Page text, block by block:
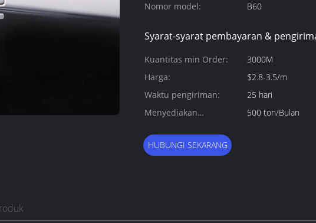
Nomor model:
B60
Syarat-syarat pembayaran &
Kuantitas min Order:
3000M
Harga:
$2.8-3.5/m
Waktu pengiriman:
25 hari
Menyediakan
500 ton/Bulan
HUBUNGI SEKARANG